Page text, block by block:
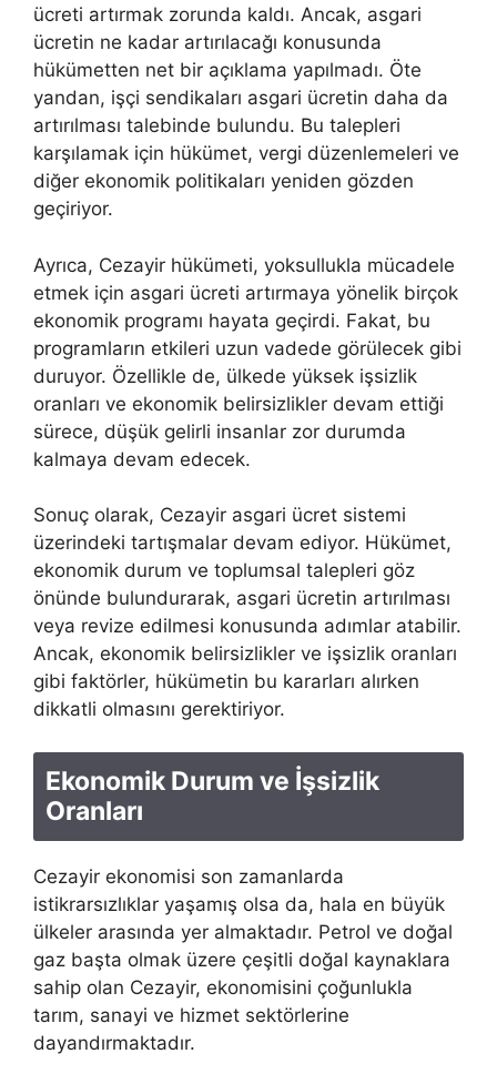
ücreti artırmak zorunda kaldı. Ancak, asgari
ücretin ne kadar artırılacağı konusunda
hükümetten net bir açıklama yapılmadı. Öte
yandan, işçi sendikaları asgari ücretin daha da
artırılması talebinde bulundu. Bu talepleri
karşılamak için hükümet, vergi düzenlemeleri ve
diğer ekonomik politikaları yeniden gözden
geçiriyor.
Ayrıca, Cezayir hükümeti, yoksullukla mücadele
etmek için asgari ücreti artırmaya yönelik birçok
ekonomik programı hayata geçirdi. Fakat, bu
programların etkileri uzun vadede görülecek gibi
duruyor. Özellikle de, ülkede yüksek işsizlik
oranları ve ekonomik belirsizlikler devam ettiği
sürece, düşük gelirli insanlar zor durumda
kalmaya devam edecek.
Sonuç olarak, Cezayir asgari ücret sistemi
üzerindeki tartışmalar devam ediyor. Hükümet,
ekonomik durum ve toplumsal talepleri göz
önünde bulundurarak, asgari ücretin artırılması
veya revize edilmesi konusunda adımlar atabilir.
Ancak, ekonomik belirsizlikler ve işsizlik oranları
gibi faktörler, hükümetin bu kararları alırken
dikkatli olmasını gerektiriyor.
Ekonomik Durum ve İşsizlik
Oranları
Cezayir ekonomisi son zamanlarda
istikrarsızlıklar yaşamış olsa da, hala en büyük
ülkeler arasında yer almaktadır. Petrol ve doğal
gaz başta olmak üzere çeşitli doğal kaynaklara
sahip olan Cezayir, ekonomisini çoğunlukla
tarım, sanayi ve hizmet sektörlerine
dayandırmaktadır.